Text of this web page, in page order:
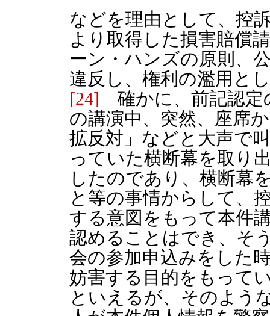
などを理由として、控
より取得した損害賠償
ーン・ハンズの原則、
違反し、権利の濫用と
[24] 確かに、前記認定
の講演中、突然、座席
拡反対」などと大声で
っていた横断幕を取り
したのであり、横断幕
と等の事情からして、
する意図をもって本件
認めることはでき、そ
会の参加申込みをした
妨害する目的をもって
といえるが、そのよう